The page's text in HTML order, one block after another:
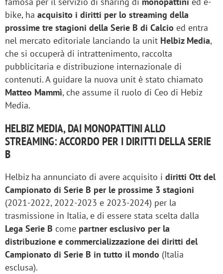
bike, ha acquisito i diritti per lo streaming della
prossime tre stagioni della Serie B di Calcio ed entra
nel mercato editoriale lanciando la unit Helbiz Media,
che si occuperà di intrattenimento, raccolta
pubblicitaria e distribuzione internazionale di
contenuti. A guidare la nuova unit è stato chiamato
Matteo Mammì, che assume il ruolo di Ceo di Hebiz
Media.
HELBIZ MEDIA, DAI MONOPATTINI ALLO
STREAMING: ACCORDO PER I DIRITTI DELLA SERIE
B
Helbiz ha annunciato di avere acquisito i diritti Ott del
Campionato di Serie B per le prossime 3 stagioni
(2021-2022, 2022-2023 e 2023-2024) per la
trasmissione in Italia, e di essere stata scelta dalla
Lega Serie B come partner esclusivo per la
distribuzione e commercializzazione dei diritti del
Campionato di Serie B in tutto il mondo (Italia
esclusa).